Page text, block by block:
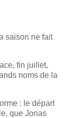
saison ne fait
fin juillet,
noms de la
: le départ
que Jonas